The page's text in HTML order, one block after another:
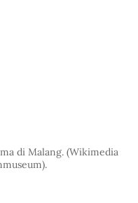
di Malang. (Wikimedia